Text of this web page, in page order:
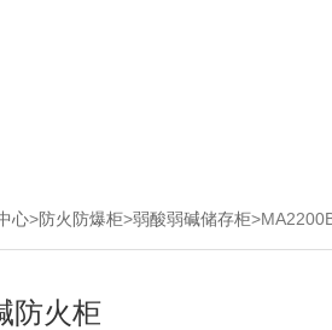
心>防火防爆柜>弱酸弱碱储存柜
防火柜